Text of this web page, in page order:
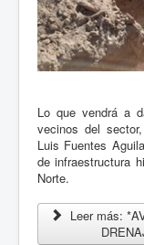
Lo que vendrá a
vecinos del
Luis Fuentes
de infraestructura
Norte.
Leer más: